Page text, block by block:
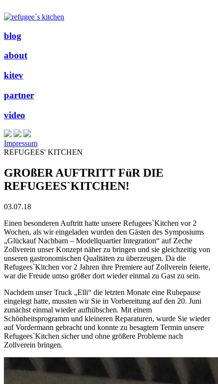
blog
about
kitev
partner
video
Impressum
REFUGEES' KITCHEN
GROßER AUFTRITT FüR DIE
REFUGEES`KITCHEN!
03.07.18
Einen besonderen Auftritt hatte unsere Refugees`Kitchen vor 2
Wochen, als wir eingeladen wurden den Gästen des Symposiums
„Glückauf Nachbarn – Modellquartier Integration“ auf Zeche
Zollverein unser Konzept näher zu bringen und sie gleichzeitig von
unseren gastronomischen Qualitäten zu überzeugen. Da die
Refugees`Kitchen vor 2 Jahren ihre Premiere auf Zollverein feierte,
war die Freude umso größer dort wieder einmal zu Gast zu sein.
Nachdem unser Truck „Elli“ die letzten Monate eine Ruhepause
eingelegt hatte, mussten wir Sie in Vorbereitung auf den 20. Juni
zunächst einmal wieder aufhübschen. Mit einem
Schönheitsprogramm und kleineren Reparaturen, wurde Sie wieder
auf Vordermann gebracht und konnte zu besagtem Termin unsere
Refugees`Kitchen sicher und ohne größere Probleme nach
Zollverein bringen.